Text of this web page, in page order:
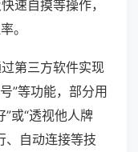
速自摸等操作，
。
第三方软件实现
”等功能，部分用
或“透视他人牌
、自动连接等技